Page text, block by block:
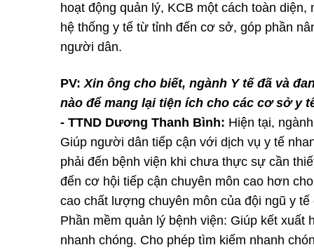
hoạt động quản lý, KCB một cách toàn
hệ thống y tế từ tỉnh đến cơ sở, góp phần
người dân.
PV: Xin ông cho biết, ngành Y tế đã và
nào để mang lại tiện ích cho các cơ sở y
- TTND Dương Thanh Bình: Hiện tại,
Giúp người dân tiếp cận với dịch vụ y tế
phải đến bệnh viện khi chưa thực sự cần
đến cơ hội tiếp cận chuyên môn cao hơn
cao chất lượng chuyên môn của đội ngũ y
Phần mềm quản lý bệnh viện: Giúp kết
nhanh chóng. Cho phép tìm kiếm nhanh